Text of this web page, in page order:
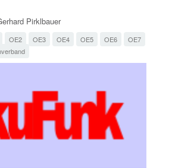
Pirklbauer
OE2 OE3 OE4 OE5 OE6
OE7